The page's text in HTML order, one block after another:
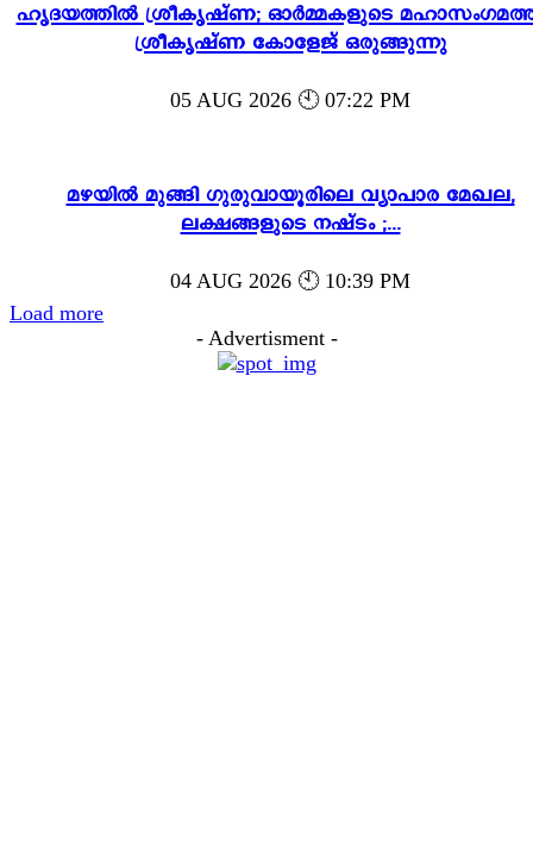
ഹൃദയത്തിൽ ശ്രീകൃഷ്ണ; ഓർമ്മകളുടെ
ശ്രീകൃഷ്ണ കോളേജ് ഒരുങ്ങുന്നു
05 AUG 2026 🕙 07:22 PM
മഴയിൽ മുങ്ങി ഗുരുവായൂരിലെ വ്യാപാര മേഖല,
ലക്ഷങ്ങളുടെ നഷ്ടം ;...
04 AUG 2026 🕙 10:39 PM
Load more
- Advertisment -